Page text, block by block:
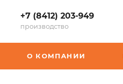
+7 (8412) 203-949
производство
О КОМПАНИИ